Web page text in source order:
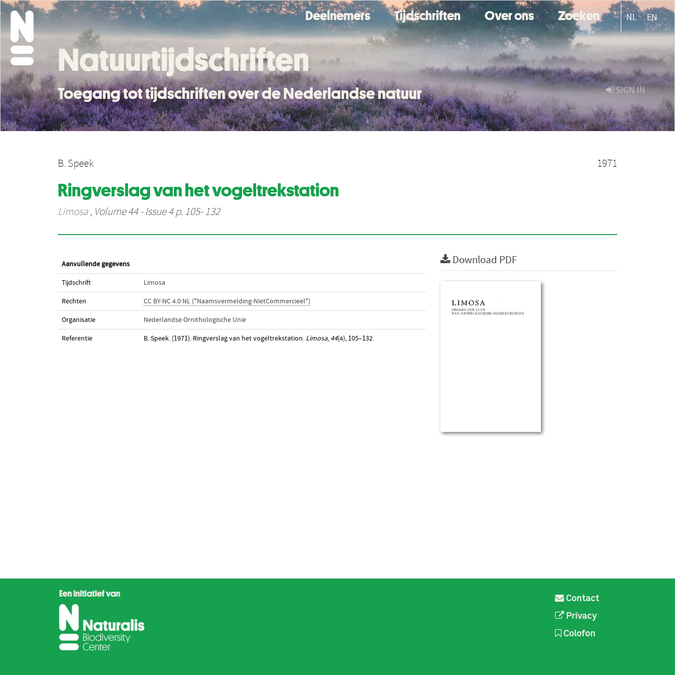
Deelnemers Tijdschriften Over ons Zoeken NL EN
SIGN IN
Natuurtijdschriften
Toegang tot tijdschriften over de Nederlandse natuur
B. Speek 1971
Ringverslag van het vogeltrekstation
Limosa, Volume 44 - Issue 4 p. 105- 132
Aanvullende gegevens
Tijdschrift Limosa
Rechten CC BY-NC 4.0 NL ("Naamsvermelding-NietCommercieel")
Organisatie Nederlandse Ornithologische Unie
Referentie B. Speek. (1971). Ringverslag van het vogeltrekstation. Limosa, 44(4), 105–132.
Download PDF
Contact
Privacy
Colofon